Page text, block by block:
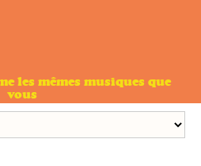
les mêmes musiques que
vous